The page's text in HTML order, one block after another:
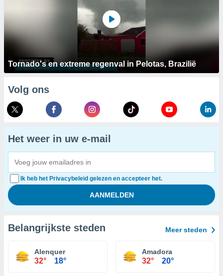
Tornado's en extreme regenval in Pelotas, Brazilië
Volg ons
Het weer in uw e-mail
Ik heb het Privacybeleid gelezen en accepteer het.
Belangrijkste steden Meer steden
Alenquer
32° 18°
Amadora
32° 20°